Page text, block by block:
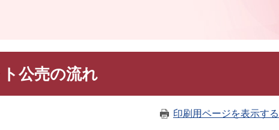
公売の流れ
印刷用ページを表示する